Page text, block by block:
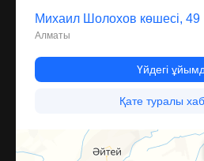
Улица Барибаева, 60 — Яндекс Карты